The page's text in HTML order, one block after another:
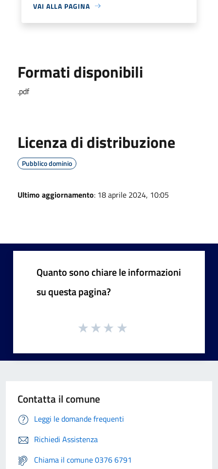
VAI ALLA PAGINA
Formati disponibili
.pdf
Licenza di distribuzione
Pubblico dominio
Ultimo aggiornamento: 18 aprile 2024, 10:05
Quanto sono chiare le informazioni
su questa pagina?
Contatta il comune
Leggi le domande frequenti
Richiedi Assistenza
Chiama il comune 0376 6791